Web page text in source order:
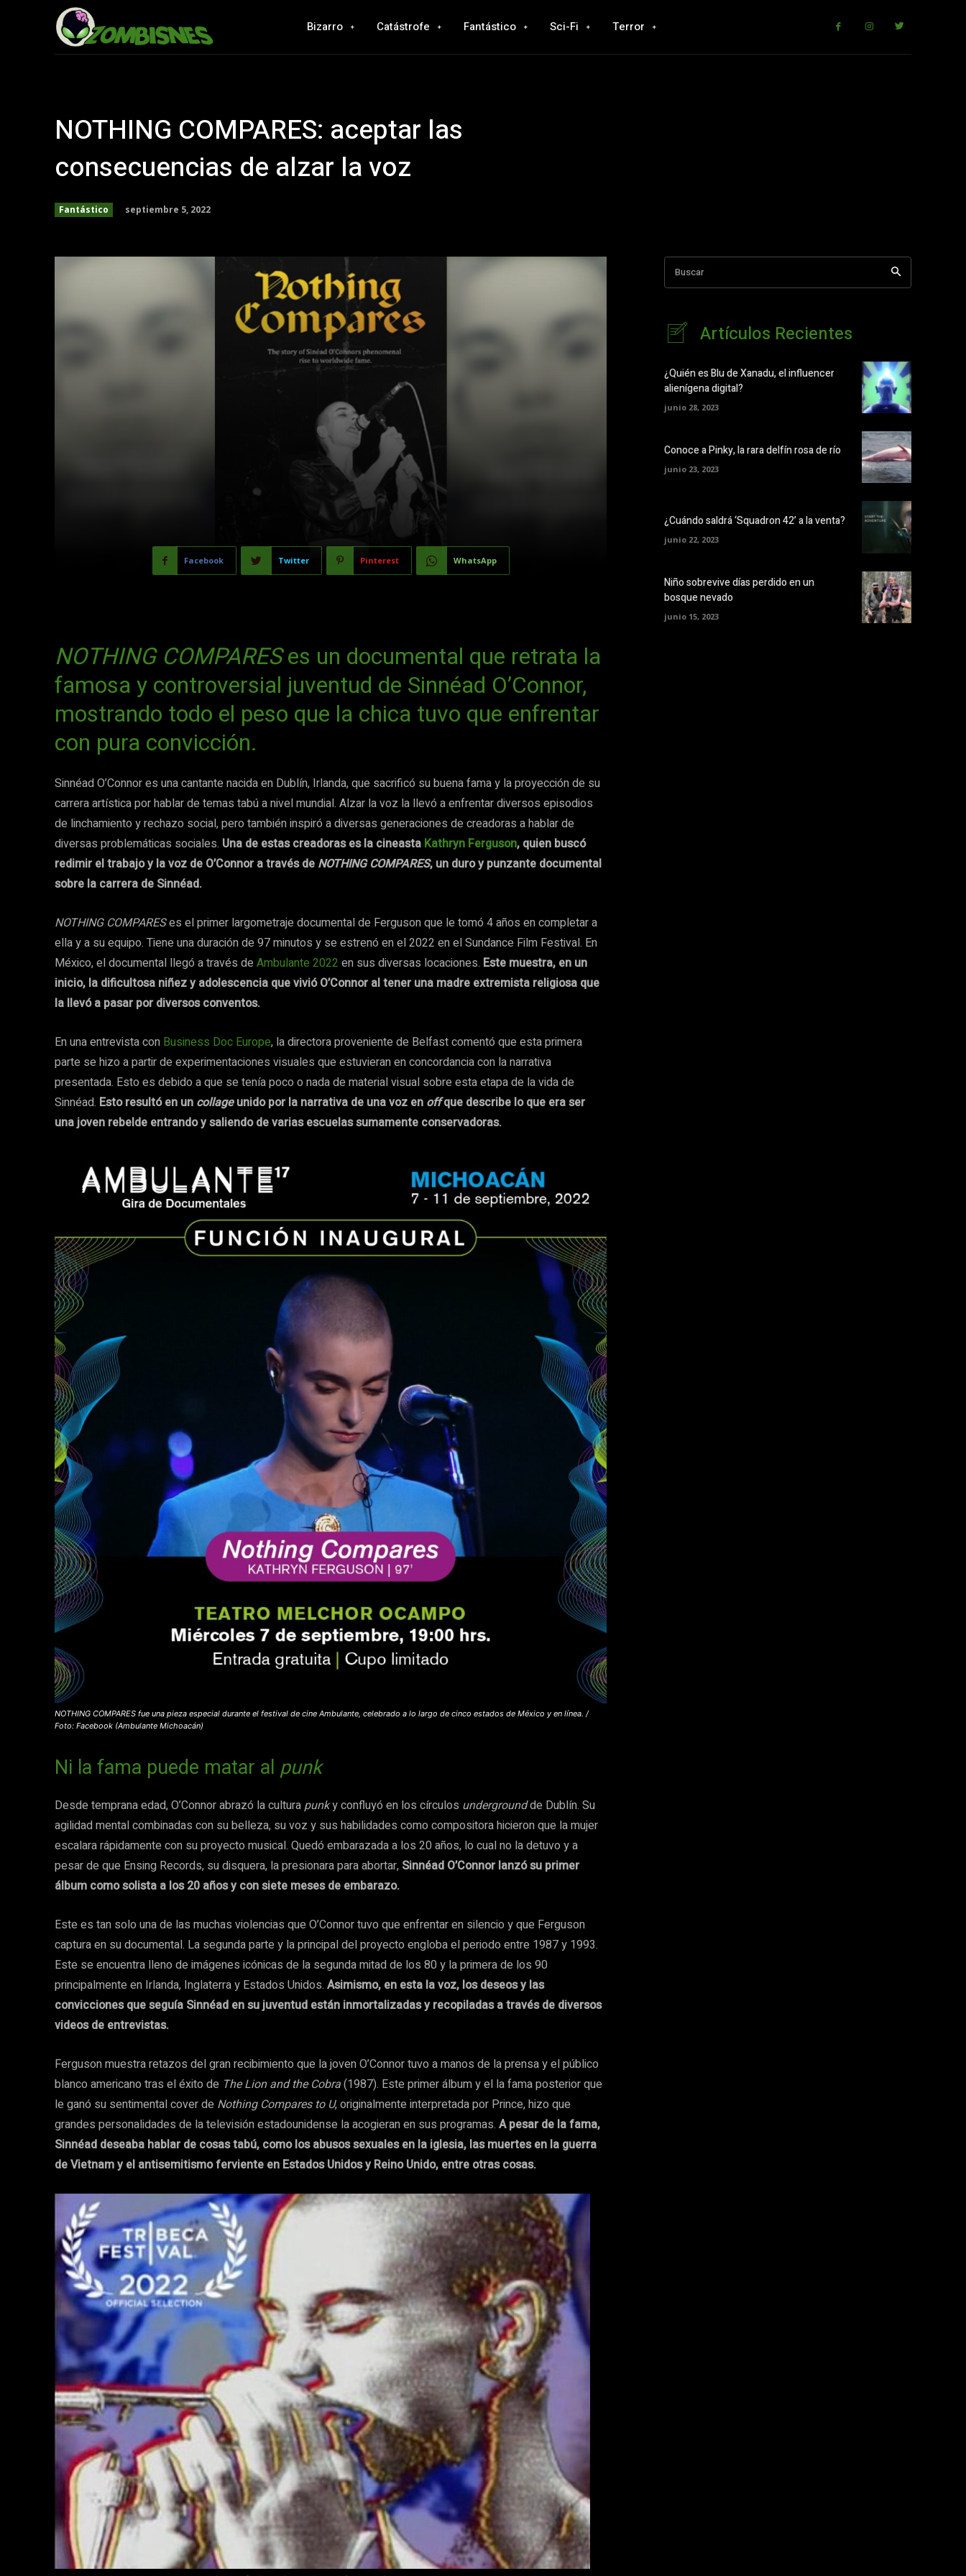
Bizarro Catástrofe Fantástico Sci-Fi Terror
NOTHING COMPARES: aceptar las
consecuencias de alzar la voz
Fantástico septiembre 5, 2022
Facebook Twitter Pinterest WhatsApp
NOTHING COMPARESes un documental que retrata la
famosa y controversial juventud de Sinnéad O’Connor,
mostrando todo el peso que la chica tuvo que enfrentar
con pura convicción.
Sinnéad O’Connor es una cantante nacida en Dublín, Irlanda, que sacrificó su buena fama y la proyección de su
carrera artística por hablar de temas tabú a nivel mundial. Alzar la voz la llevó a enfrentar diversos episodios
de linchamiento y rechazo social, pero también inspiró a diversas generaciones de creadoras a hablar de
diversas problemáticas sociales. Una de estas creadoras es la cineasta Kathryn Ferguson, quien buscó
redimir el trabajo y la voz de O’Connor a través de NOTHING COMPARES, un duro y punzante documental
sobre la carrera de Sinnéad.
NOTHING COMPARESes el primer largometraje documental de Ferguson que le tomó 4 años en completar a
ella y a su equipo. Tiene una duración de 97 minutos y se estrenó en el 2022 en el Sundance Film Festival. En
México, el documental llegó a través de Ambulante 2022 en sus diversas locaciones. Este muestra, en un
inicio, la dificultosa niñez y adolescencia que vivió O’Connor al tener una madre extremista religiosa que
la llevó a pasar por diversos conventos.
En una entrevista con Business Doc Europe, la directora proveniente de Belfast comentó que esta primera
parte se hizo a partir de experimentaciones visuales que estuvieran en concordancia con la narrativa
presentada. Esto es debido a que se tenía poco o nada de material visual sobre esta etapa de la vida de
Sinnéad. Esto resultó en un collageunido por la narrativa de una voz en offque describe lo que era ser
una joven rebelde entrando y saliendo de varias escuelas sumamente conservadoras.
NOTHING COMPARES fue una pieza especial durante el festival de cine Ambulante, celebrado a lo largo de cinco estados de México y en línea. /
Foto: Facebook (Ambulante Michoacán)
Ni la fama puede matar al punk
Desde temprana edad, O’Connor abrazó la culturapunky confluyó en los círculos undergroundde Dublín. Su
agilidad mental combinadas con su belleza, su voz y sus habilidades como compositora hicieron que la mujer
escalara rápidamente con su proyecto musical. Quedó embarazada a los 20 años, lo cual no la detuvo y a
pesar de que Ensing Records, su disquera, la presionara para abortar, Sinnéad O’Connor lanzó su primer
álbum como solista a los 20 años y con siete meses de embarazo.
Este es tan solo una de las muchas violencias que O’Connor tuvo que enfrentar en silencio y que Ferguson
captura en su documental. La segunda parte y la principal del proyecto engloba el periodo entre 1987 y 1993.
Este se encuentra lleno de imágenes icónicas de la segunda mitad de los 80 y la primera de los 90
principalmente en Irlanda, Inglaterra y Estados Unidos. Asimismo, en esta la voz, los deseos y las
convicciones que seguía Sinnéad en su juventud están inmortalizadas y recopiladas a través de diversos
videos de entrevistas.
Ferguson muestra retazos del gran recibimiento que la joven O’Connor tuvo a manos de la prensa y el público
blanco americano tras el éxito de The Lion and the Cobra(1987). Este primer álbum y el la fama posterior que
le ganó su sentimental cover de Nothing Compares to U, originalmente interpretada por Prince, hizo que
grandes personalidades de la televisión estadounidense la acogieran en sus programas. A pesar de la fama,
Sinnéad deseaba hablar de cosas tabú, como los abusos sexuales en la iglesia, las muertes en la guerra
de Vietnam y el antisemitismo ferviente en Estados Unidos y Reino Unido, entre otras cosas.
Buscar
Artículos Recientes
¿Quién es Blu de Xanadu, el influencer
alienígena digital?
junio 28, 2023
Conoce a Pinky, la rara delfín rosa de río
junio 23, 2023
¿Cuándo saldrá ‘Squadron 42’ a la venta?
junio 22, 2023
Niño sobrevive días perdido en un
bosque nevado
junio 15, 2023